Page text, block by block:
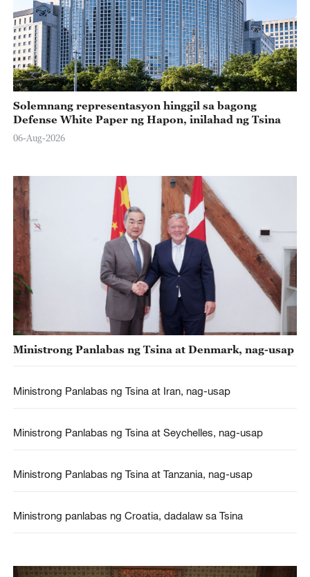
Solemnang representasyon hinggil sa bagong
Defense White Paper ng Hapon, inilahad ng Tsina
06-Aug-2026
Ministrong Panlabas ng Tsina at Denmark, nag-usap
Ministrong Panlabas ng Tsina at Iran, nag-usap
Ministrong Panlabas ng Tsina at Seychelles, nag-usap
Ministrong Panlabas ng Tsina at Tanzania, nag-usap
Ministrong panlabas ng Croatia, dadalaw sa Tsina